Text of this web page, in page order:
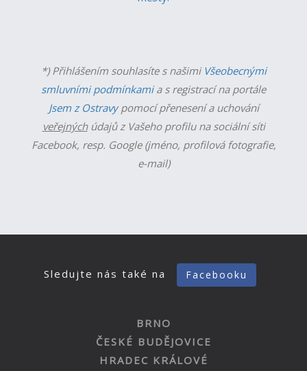
*) Přihlášením souhlasíte s našimi Všeobecnými
smluvními podmínkamia s registrací na portále
Jsem z Ostravypomocí přenesení a uchování
veřejnýchúdajů z Vašeho profilu na sociální síti
Facebook, resp. Google (jméno, profilová fotografie,
e-mail)
Sledujte nás také na Facebooku
BRNO
ČESKÉ BUDĚJOVICE
HRADEC KRÁLOVÉ